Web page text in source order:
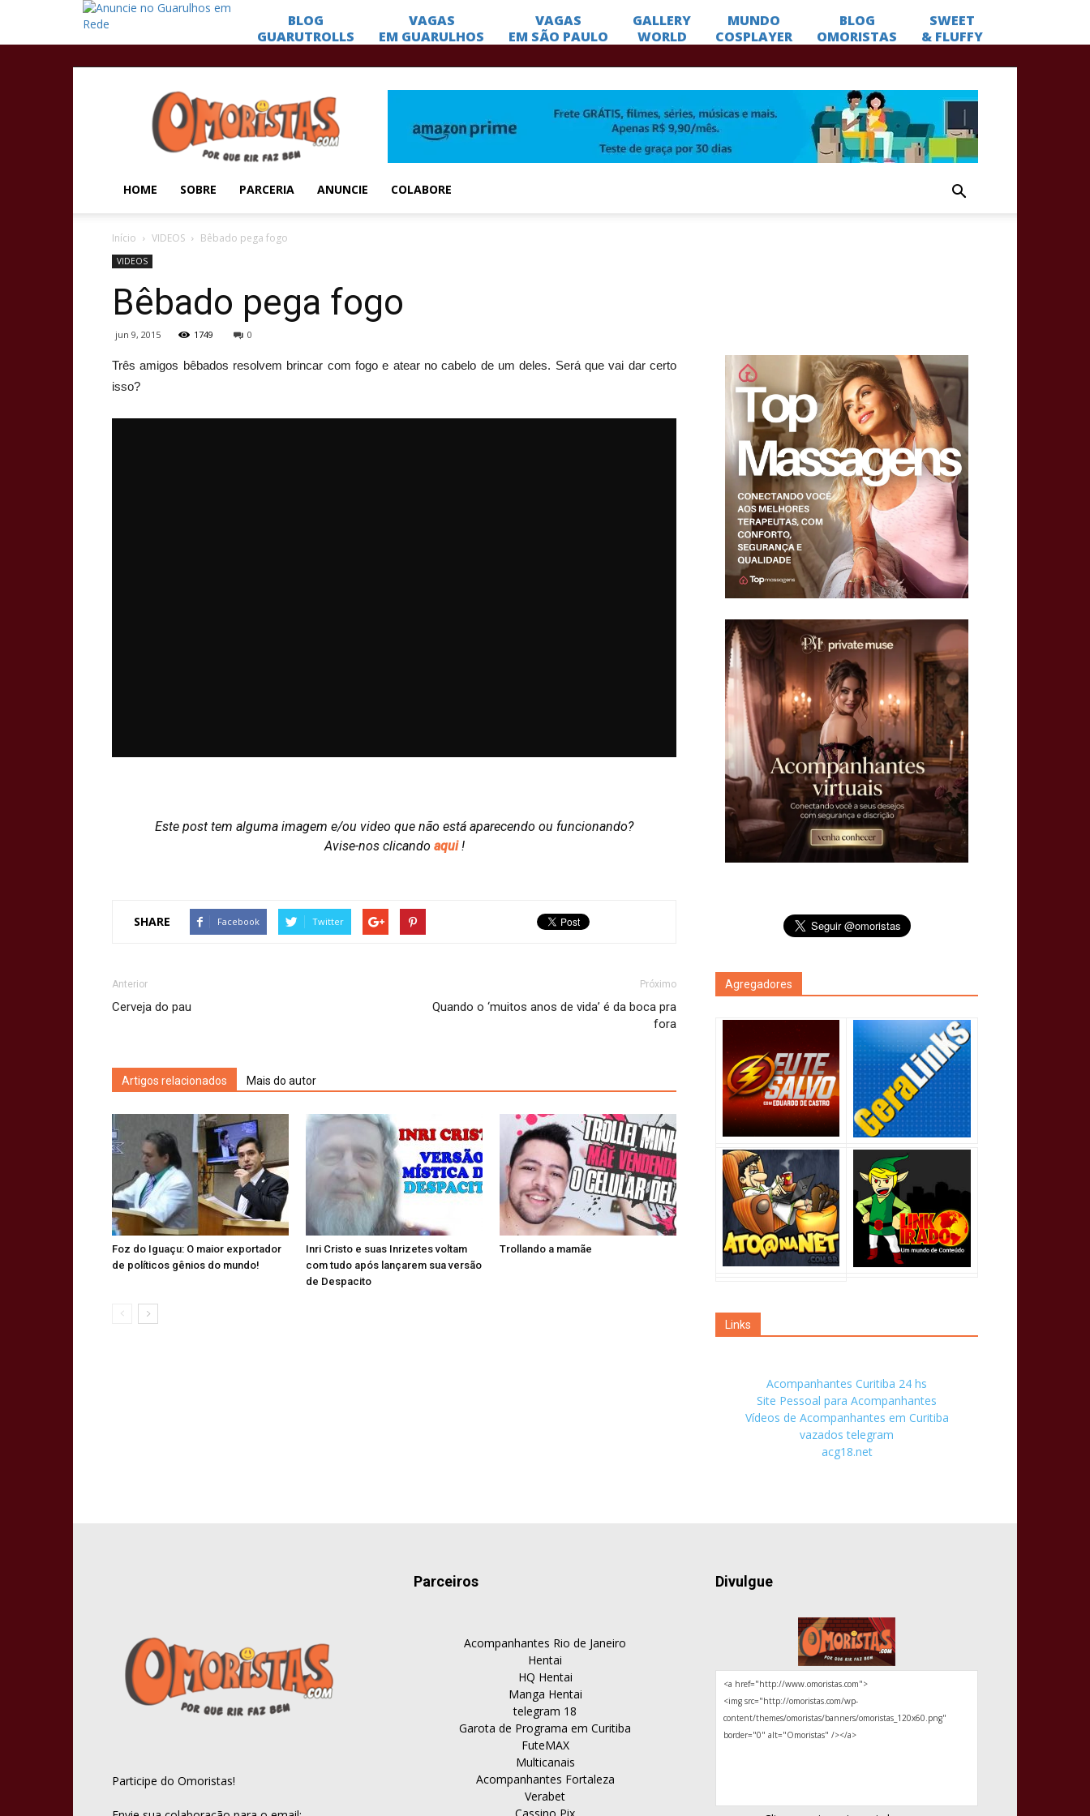
Omoristas
HOME SOBRE PARCERIA ANUNCIE COLABORE
Início VIDEOS Bêbado pega fogo
VIDEOS
Bêbado pega fogo
jun 9, 2015 1749 0
Três amigos bêbados resolvem brincar com fogo e atear no cabelo de um deles. Será que vai dar certo
isso?
Este post tem alguma imagem e/ou video que não está aparecendo ou funcionando?
Avise-nos clicando aqui !
SHARE Facebook Twitter
Anterior
Cerveja do pau
Próximo
Quando o ‘muitos anos de vida’ é da boca pra
fora
Artigos relacionados Mais do autor
Foz do Iguaçu: O maior exportador
de políticos gênios do mundo!
Inri Cristo e suas Inrizetes voltam
com tudo após lançarem sua versão
de Despacito
Trollando a mamãe
Agregadores
Links
Acompanhantes Curitiba 24 hs
Site Pessoal para Acompanhantes
Vídeos de Acompanhantes em Curitiba
vazados telegram
acg18.net
Participe do Omoristas!
Parceiros
Acompanhantes Rio de Janeiro
Hentai
HQ Hentai
Manga Hentai
telegram 18
Garota de Programa em Curitiba
FuteMAX
Multicanais
Acompanhantes Fortaleza
Verabet
Divulgue